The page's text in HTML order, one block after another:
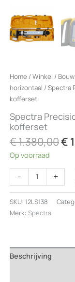
Home /Winkel /
horizontaal / Spectra
kofferset
Spectra
kofferset
€1.380,00€
Op voorraad
-
Precision
LL300N
bouwlaser
alles-
kofferset
aantal
+
SKU: 12LS138
Merk: Spectra
Beschrijving